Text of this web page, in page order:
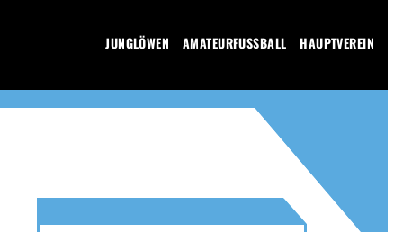
JUNGLÖWEN AMATEURFUSSBALL HAUPTVEREIN